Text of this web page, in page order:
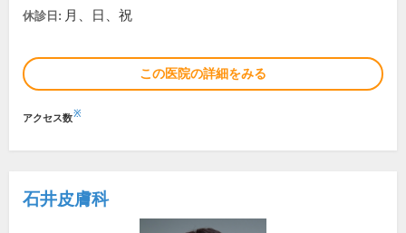
休診日: 月、日、祝
この医院の詳細をみる
アクセス数※
石井皮膚科